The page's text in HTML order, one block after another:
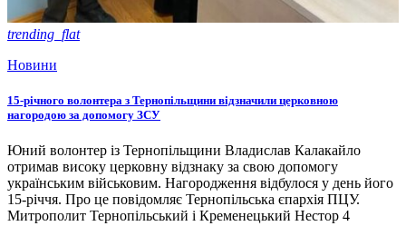
trending_flat
Новини
15-річного волонтера з Тернопільщини відзначили церковною
нагородою за допомогу ЗСУ
Юний волонтер із Тернопільщини Владислав Калакайло
отримав високу церковну відзнаку за свою допомогу
українським військовим. Нагородження відбулося у день його
15-річчя. Про це повідомляє Тернопільська єпархія ПЦУ.
Митрополит Тернопільський і Кременецький Нестор 4